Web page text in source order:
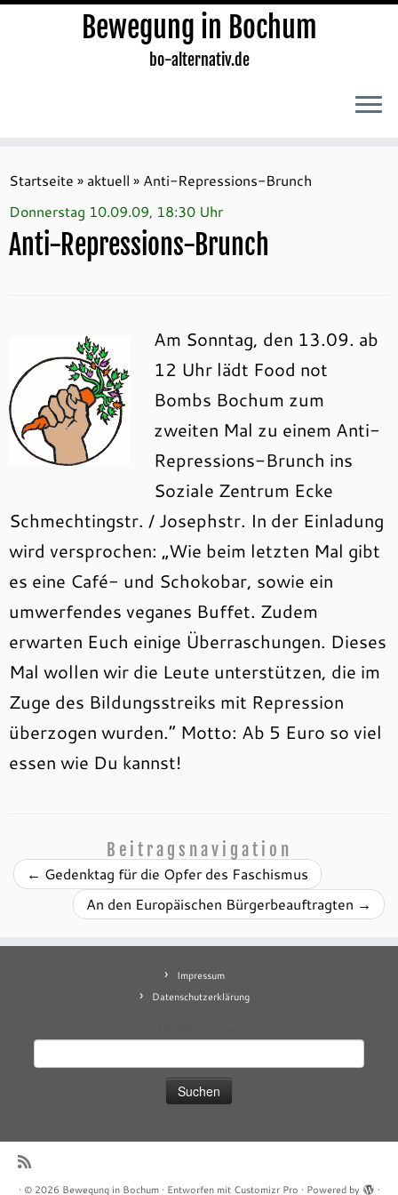
Inhalt
springen
Bewegung in Bochum
bo-alternativ.de
Startseite » aktuell » Anti-Repressions-Brunch
Donnerstag 10.09.09, 18:30 Uhr
Anti-Repressions-Brunch
Am Sonntag, den 13.09. ab
12 Uhr lädt Food not
Bombs Bochum zum
zweiten Mal zu einem Anti-
Repressions-Brunch ins
Soziale Zentrum Ecke
Schmechtingstr. / Josephstr. In der Einladung
wird versprochen: „Wie beim letzten Mal gibt
es eine Café- und Schokobar, sowie ein
umwerfendes veganes Buffet. Zudem
erwarten Euch einige Überraschungen. Dieses
Mal wollen wir die Leute unterstützen, die im
Zuge des Bildungsstreiks mit Repression
überzogen wurden.“ Motto: Ab 5 Euro so viel
essen wie Du kannst!
Beitragsnavigation
← Gedenktag für die Opfer des Faschismus
An den Europäischen Bürgerbeauftragten →
Impressum
Datenschutzerklärung
· © 2026 Bewegung in Bochum· Entworfen mit Customizr Pro · Powered by ·